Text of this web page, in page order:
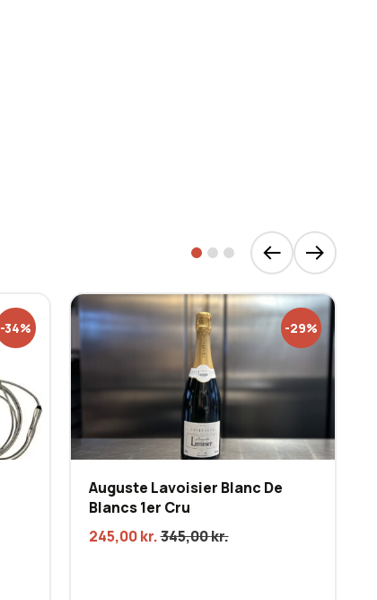
-34% -29%
Auguste Lavoisier Blanc De
Blancs 1er Cru
245,00kr.345,00kr.